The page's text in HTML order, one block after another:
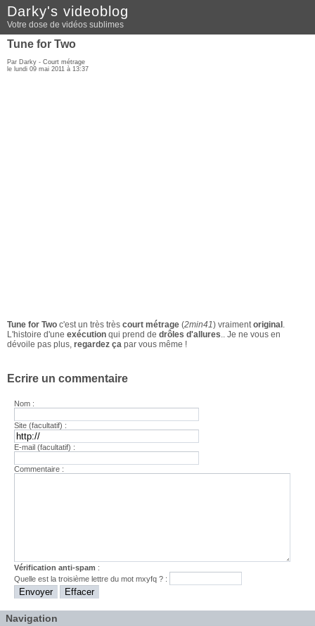
Darky's videoblog
Votre dose de vidéos sublimes
Tune for Two
Par Darky - Court métrage
le lundi 09 mai 2011 à 13:37
Tune for Two c'est un très très court métrage (2min41) vraimentoriginal .
L'histoire d'une exécution qui prend de drôles d'allures.. Je ne vous en
dévoile pas plus, regardez ça par vous même !
Ecrire un commentaire
Nom :
Site (facultatif) :
E-mail (facultatif) :
Commentaire :
Vérification anti-spam :
Quelle est latroisième lettre du motmxyfq ? :
Navigation